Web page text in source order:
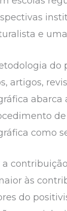
e
do
artigos,
abarca
de
como
às
do